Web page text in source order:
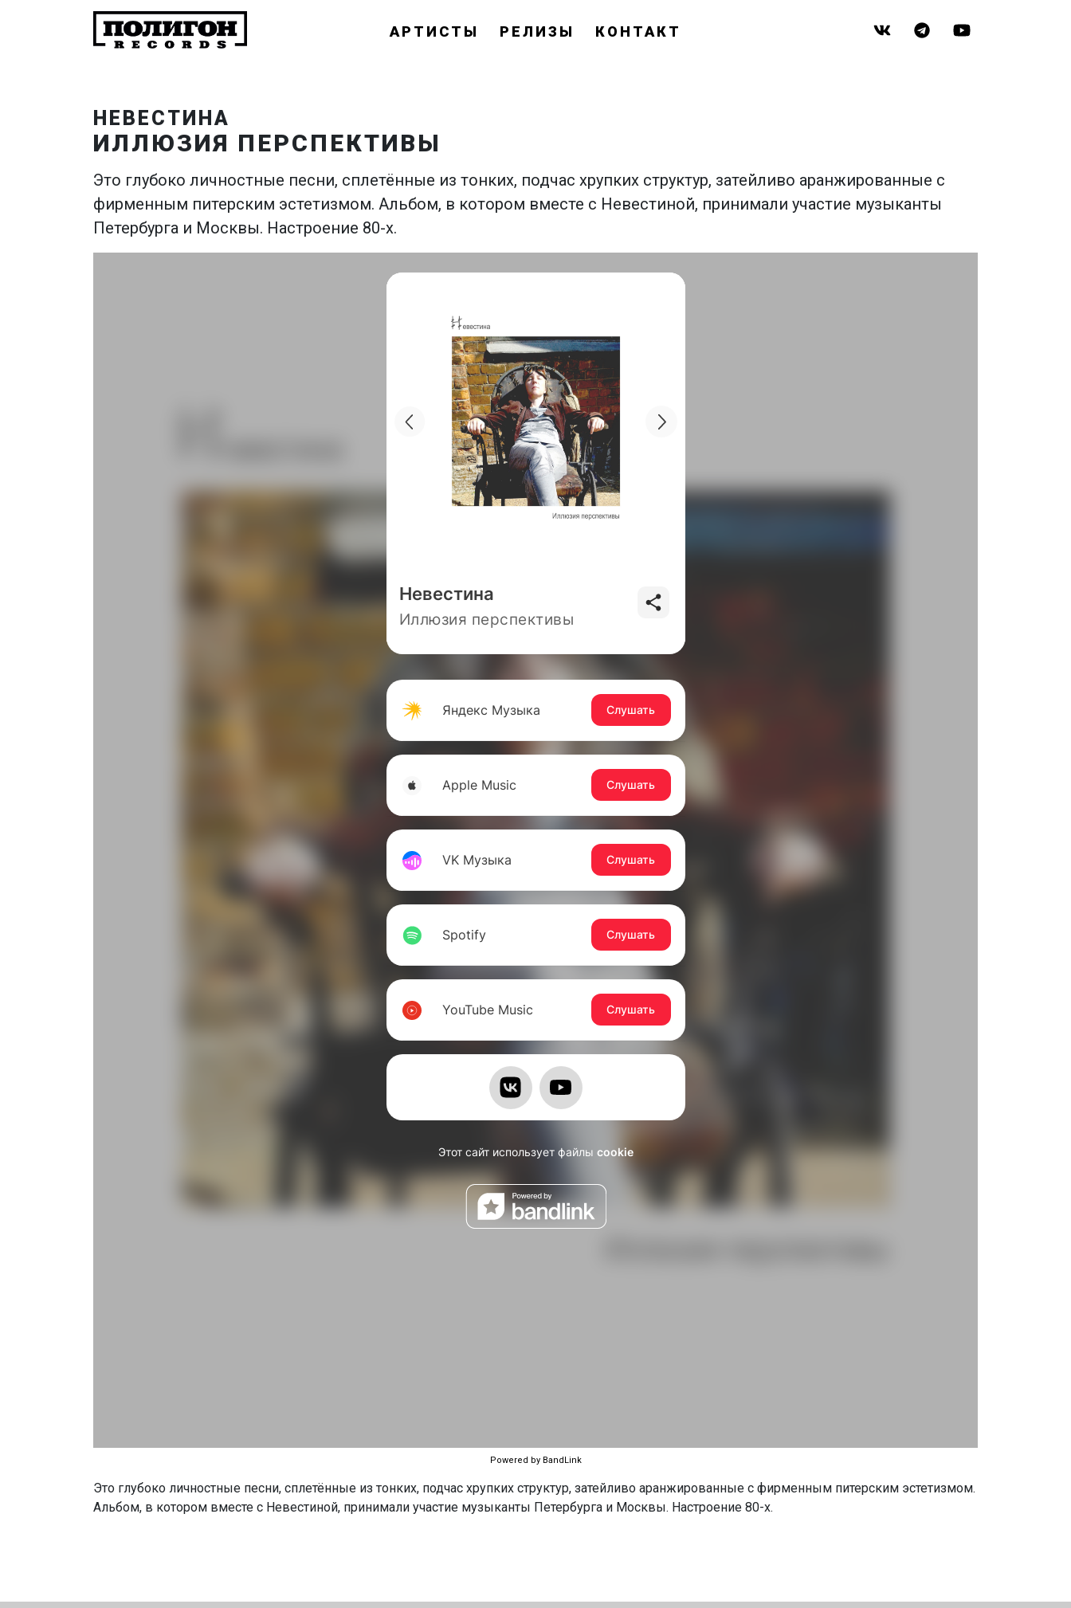
АРТИСТЫ РЕЛИЗЫ КОНТАКТ
НЕВЕСТИНА
ИЛЛЮЗИЯ ПЕРСПЕКТИВЫ
Это глубоко личностные песни, сплетённые из тонких, подчас хрупких структур, затейливо аранжированные с
фирменным питерским эстетизмом. Альбом, в котором вместе с Невестиной, принимали участие музыканты
Петербурга и Москвы. Настроение 80-х.
Powered by BandLink
Это глубоко личностные песни, сплетённые из тонких, подчас хрупких структур, затейливо аранжированные с фирменным питерским эстетизмом.
Альбом, в котором вместе с Невестиной, принимали участие музыканты Петербурга и Москвы. Настроение 80-х.